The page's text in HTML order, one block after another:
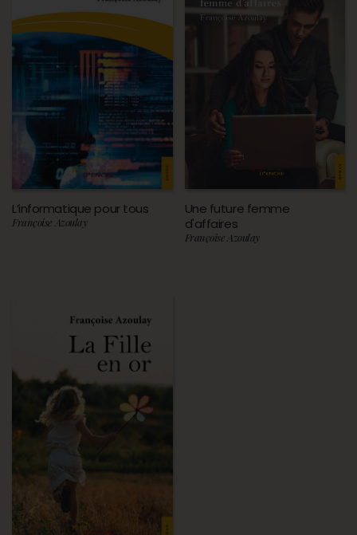
L’informatique pour tous
Françoise Azoulay
Une future femme
d'affaires
Françoise Azoulay